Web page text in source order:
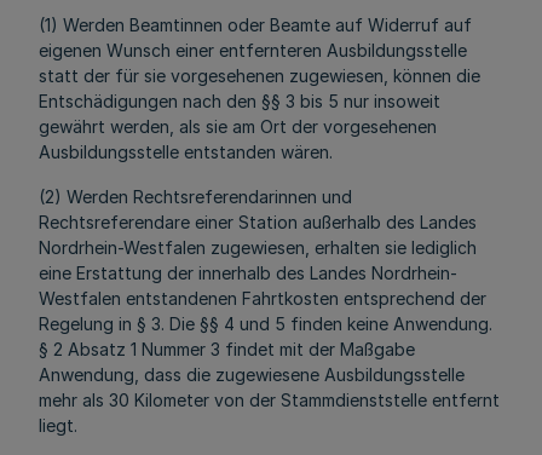
(1) Werden Beamtinnen oder Beamte auf Widerruf auf
eigenen Wunsch einer entfernteren Ausbildungsstelle
statt der für sie vorgesehenen zugewiesen, können die
Entschädigungen nach den §§ 3 bis 5 nur insoweit
gewährt werden, als sie am Ort der vorgesehenen
Ausbildungsstelle entstanden wären.
(2) Werden Rechtsreferendarinnen und
Rechtsreferendare einer Station außerhalb des Landes
Nordrhein-Westfalen zugewiesen, erhalten sie lediglich
eine Erstattung der innerhalb des Landes Nordrhein-
Westfalen entstandenen Fahrtkosten entsprechend der
Regelung in § 3. Die §§ 4 und 5 finden keine Anwendung.
§ 2 Absatz 1 Nummer 3 findet mit der Maßgabe
Anwendung, dass die zugewiesene Ausbildungsstelle
mehr als 30 Kilometer von der Stammdienststelle entfernt
liegt.